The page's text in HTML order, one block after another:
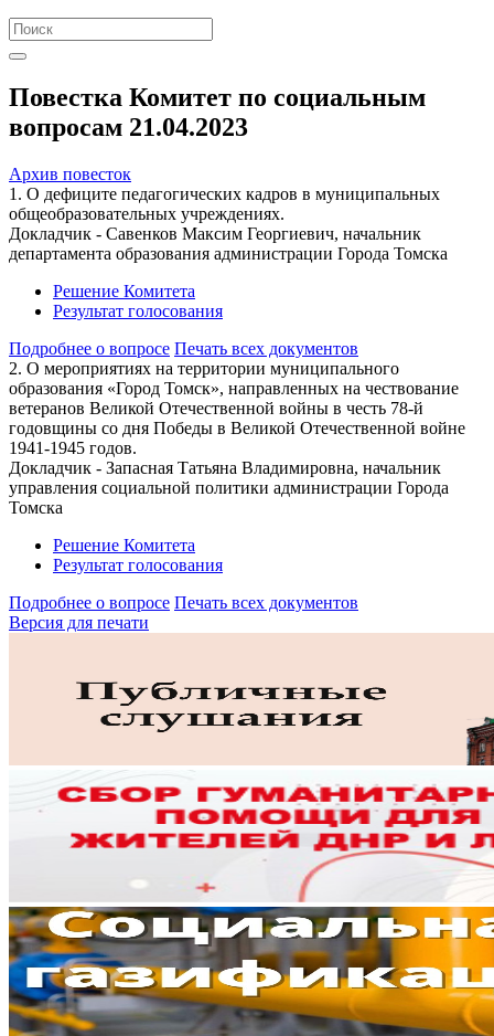
Повестка Комитет по социальным
вопросам 21.04.2023
Архив повесток
1. О дефиците педагогических кадров в муниципальных
общеобразовательных учреждениях.
Докладчик - Савенков Максим Георгиевич, начальник
департамента образования администрации Города Томска
Решение Комитета
Результат голосования
Подробнее о вопросе Печать всех документов
2. О мероприятиях на территории муниципального
образования «Город Томск», направленных на чествование
ветеранов Великой Отечественной войны в честь 78-й
годовщины со дня Победы в Великой Отечественной войне
1941-1945 годов.
Докладчик - Запасная Татьяна Владимировна, начальник
управления социальной политики администрации Города
Томска
Решение Комитета
Результат голосования
Подробнее о вопросе Печать всех документов
Версия для печати